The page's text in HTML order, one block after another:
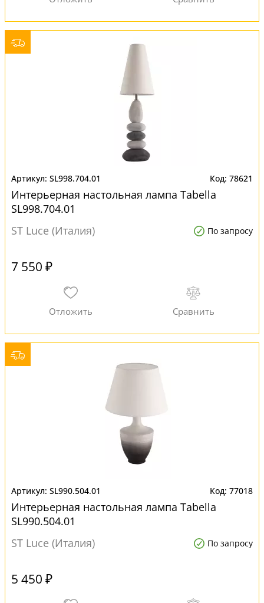
SL998.704.01 78621
Интерьерная настольная лампа Tabella
SL998.704.01
ST Luce (Италия)
По запросу
7 550 ₽
SL990.504.01 77018
Интерьерная настольная лампа Tabella
SL990.504.01
ST Luce (Италия)
По запросу
5 450 ₽